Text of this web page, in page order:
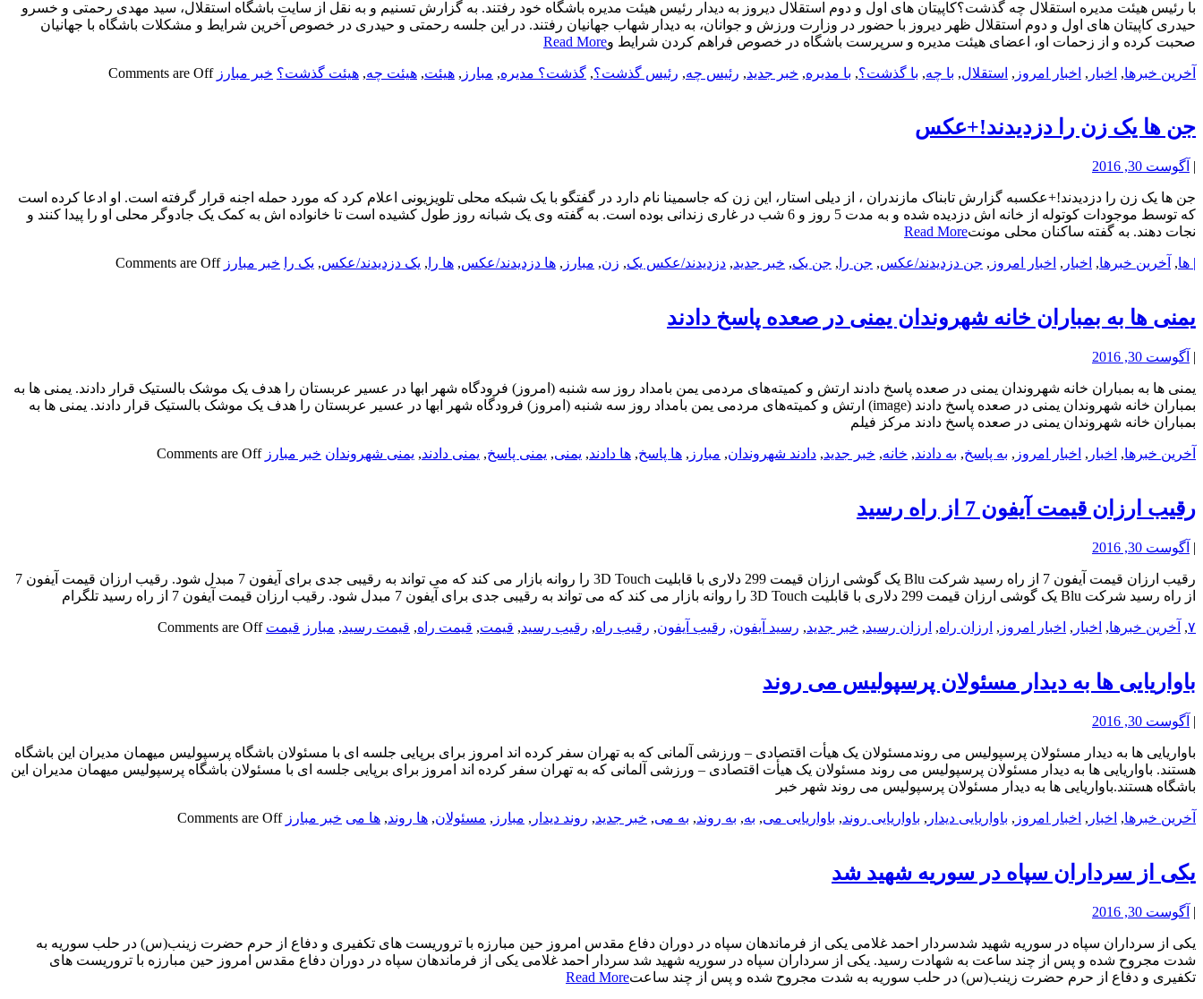
با رئیس هیئت مدیره استقلال چه گذشت؟کاپیتان های اول و دوم استقلال دیروز به دیدار رئیس هیئت مدیره باشگاه خود رفتند. به گزارش تسنیم و به نقل از سایت باشگاه استقلال، سید مهدی رحمتی و خسرو
حیدری کاپیتان های اول و دوم استقلال ظهر دیروز با حضور در وزارت ورزش و جوانان، به دیدار شهاب جهانیان رفتند. در این جلسه رحمتی و حیدری در خصوص آخرین شرایط و مشکلات باشگاه با جهانیان
صحبت کرده و از زحمات او، اعضای هیئت مدیره و سرپرست باشگاه در خصوص فراهم کردن شرایط وRead More
آخرین خبرها, اخبار , اخبار امروز , استقلال, با چه, با گذشت؟, با مدیره, خبر جدید, رئیس چه, رئیس گذشت؟, گذشت؟ مدیره, مبارز , هیئت, هیئت چه, هیئت گذشت؟ خبر مبارز Comments are Off
جن ها یک زن را دزدیدند!+عکس
| آگوست 30, 2016
جن ها یک زن را دزدیدند!+عکسبه گزارش تابناک مازندران ، از دیلی استار، این زن که جاسمینا نام دارد در گفتگو با یک شبکه محلی تلویزیونی اعلام کرد که مورد حمله اجنه قرار گرفته است. او ادعا کرده است
که توسط موجودات کوتوله از خانه اش دزدیده شده و به مدت 5 روز و 6 شب در غاری زندانی بوده است. به گفته وی یک شبانه روز طول کشیده است تا خانواده اش به کمک یک جادوگر محلی او را پیدا کنند و
نجات دهند. به گفته ساکنان محلی مونتRead More
| ها, آخرین خبرها, اخبار , اخبار امروز , جن دزدیدند/عکس, جن را , جن یک, خبر جدید, دزدیدند/عکس یک, زن, مبارز , ها دزدیدند/عکس, ها را , یک دزدیدند/عکس, یک را خبر مبارز Comments are Off
یمنی ها به بمباران خانه شهروندان یمنی در صعده پاسخ دادند
| آگوست 30, 2016
یمنی ها به بمباران خانه شهروندان یمنی در صعده پاسخ دادند ارتش و کمیته‌های مردمی یمن بامداد روز سه شنبه (امروز) فرودگاه شهر ابها در عسیر عربستان را هدف یک موشک بالستیک قرار دادند. یمنی ها به
بمباران خانه شهروندان یمنی در صعده پاسخ دادند (image) ارتش و کمیته‌های مردمی یمن بامداد روز سه شنبه (امروز) فرودگاه شهر ابها در عسیر عربستان را هدف یک موشک بالستیک قرار دادند. یمنی ها به
بمباران خانه شهروندان یمنی در صعده پاسخ دادند مرکز فیلم
آخرین خبرها, اخبار , اخبار امروز , به پاسخ, به دادند, خانه, خبر جدید, دادند شهروندان, مبارز , ها پاسخ, ها دادند, یمنی, یمنی پاسخ, یمنی دادند, یمنی شهروندان خبر مبارز Comments are Off
رقیب ارزان قیمت آیفون 7 از راه رسید
| آگوست 30, 2016
رقیب ارزان قیمت آیفون 7 از راه رسید شرکت Blu یک گوشی ارزان قیمت 299 دلاری با قابلیت 3D Touch را روانه بازار می کند که می تواند به رقیبی جدی برای آیفون 7 مبدل شود. رقیب ارزان قیمت آیفون 7
از راه رسید شرکت Blu یک گوشی ارزان قیمت 299 دلاری با قابلیت 3D Touch را روانه بازار می کند که می تواند به رقیبی جدی برای آیفون 7 مبدل شود. رقیب ارزان قیمت آیفون 7 از راه رسید تلگرام
۷, آخرین خبرها, اخبار , اخبار امروز , ارزان راه, ارزان رسید, خبر جدید, رسید آیفون, رقیب آیفون, رقیب راه, رقیب رسید, قیمت, قیمت راه, قیمت رسید, مبارز قیمت Comments are Off
باواریایی ها به دیدار مسئولان پرسپولیس می روند
| آگوست 30, 2016
باواریایی ها به دیدار مسئولان پرسپولیس می روندمسئولان یک هیأت اقتصادی – ورزشی آلمانی که به تهران سفر کرده اند امروز برای برپایی جلسه ای با مسئولان باشگاه پرسپولیس میهمان مدیران این باشگاه
هستند. باواریایی ها به دیدار مسئولان پرسپولیس می روند مسئولان یک هیأت اقتصادی – ورزشی آلمانی که به تهران سفر کرده اند امروز برای برپایی جلسه ای با مسئولان باشگاه پرسپولیس میهمان مدیران این
باشگاه هستند.باواریایی ها به دیدار مسئولان پرسپولیس می روند شهر خبر
آخرین خبرها, اخبار , اخبار امروز , باواریایی دیدار , باواریایی روند, باواریایی می, به, به روند, به می, خبر جدید, روند دیدار , مبارز , مسئولان, ها روند, ها می خبر مبارز Comments are Off
یکی از سرداران سپاه در سوریه شهید شد
| آگوست 30, 2016
یکی از سرداران سپاه در سوریه شهید شدسردار احمد غلامی یکی از فرماندهان سپاه در دوران دفاع مقدس امروز حین مبارزه با تروریست های تکفیری و دفاع از حرم حضرت زینب(س) در حلب سوریه به
شدت مجروح شده و پس از چند ساعت به شهادت رسید. یکی از سرداران سپاه در سوریه شهید شد سردار احمد غلامی یکی از فرماندهان سپاه در دوران دفاع مقدس امروز حین مبارزه با تروریست های
تکفیری و دفاع از حرم حضرت زینب(س) در حلب سوریه به شدت مجروح شده و پس از چند ساعتRead More